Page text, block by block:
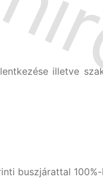
illetve
buszjárattal 100%-